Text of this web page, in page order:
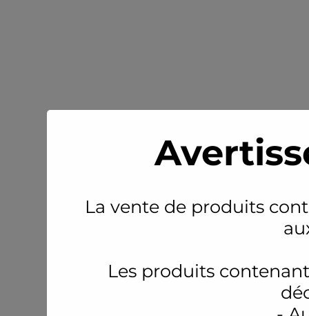
La vente de produits
Les produits